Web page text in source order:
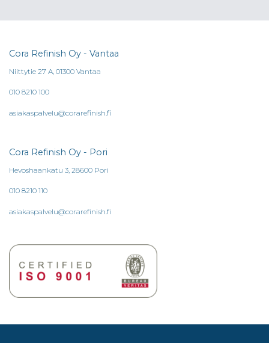
Cora Refinish Oy - Vantaa
Niittytie 27 A, 01300 Vantaa
010 8210 100
asiakaspalvelu@corarefinish.fi
Cora Refinish Oy - Pori
Hevoshaankatu 3, 28600 Pori
010 8210 110
asiakaspalvelu@corarefinish.fi